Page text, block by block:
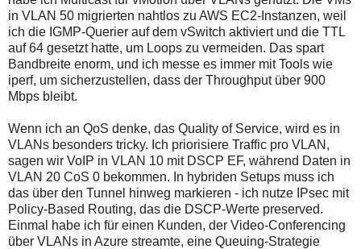
in VLAN 50 migrierten nahtlos zu AWS EC2-Instanzen, weil
ich die IGMP-Querier auf dem vSwitch aktiviert und die TTL
auf 64 gesetzt hatte, um Loops zu vermeiden. Das spart
Bandbreite enorm, und ich messe es immer mit Tools wie
iperf, um sicherzustellen, dass der Throughput über 900
Mbps bleibt.
Wenn ich an QoS denke, das Quality of Service, wird es in
VLANs besonders tricky. Ich priorisiere Traffic pro VLAN,
sagen wir VoIP in VLAN 10 mit DSCP EF, während Daten in
VLAN 20 CoS 0 bekommen. In hybriden Setups muss ich
das über den Tunnel hinweg markieren - ich nutze IPsec mit
Policy-Based Routing, das die DSCP-Werte preserved.
Einmal habe ich für einen Kunden, der Video-Conferencing
über VLANs in Azure streamte, eine Queuing-Strategie